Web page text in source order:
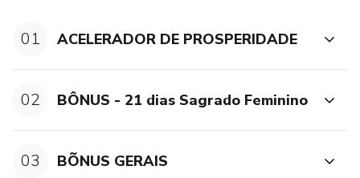
01 ACELERADOR DE PROSPERIDADE
02 BÔNUS - 21 dias Sagrado Feminino
03 BÕNUS GERAIS